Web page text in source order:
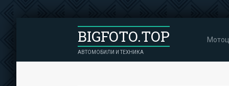
BIGFOTO.TOP
АВТОМОБИЛИ И ТЕХНИКА